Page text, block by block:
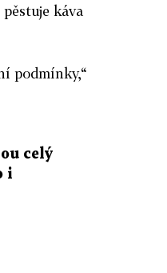
káva
podmínky,“
celý
i